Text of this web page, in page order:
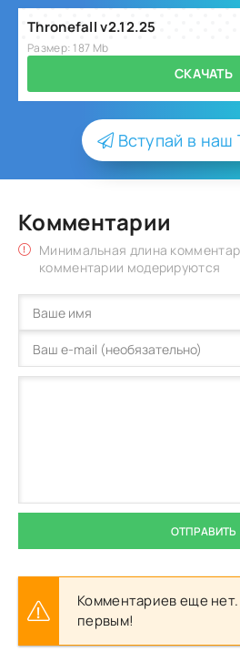
Thronefall v2.12.25
Размер: 187 Mb
СКАЧАТЬ
Вступай в наш
Комментарии
Минимальная длина
комментарии модерируются
ОТПРАВИТЬ
Комментариев еще
первым!